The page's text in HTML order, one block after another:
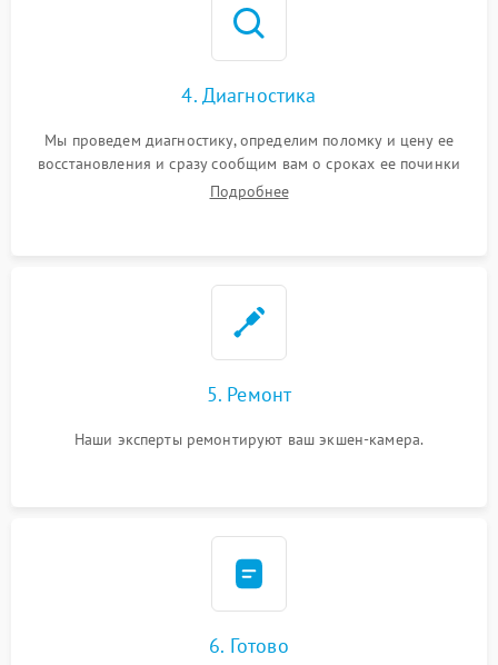
4. Диагностика
Мы проведем диагностику, определим поломку и цену ее
восстановления и сразу сообщим вам о сроках ее починки
Подробнее
5. Ремонт
Наши эксперты ремонтируют ваш экшен-камера.
6. Готово